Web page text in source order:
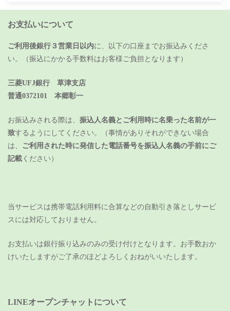
お支払いについて
ご利用後銀行３営業日以内に、以下の口座までお振込みくださ
い。（振込にかかる手数料はお客様ご負担となります）
三菱UFJ銀行 草津支店
普通0372101 本郷彰一
お振込みされる際は、 振込人名義とご利用時に名乗った名前が一
致するようにしてください。（事情がありそれができない場合
は、 ご利用された時に発信した電話番号を振込人名義の手前にご
記載 ください）
当サービスは携帯電話利用料に合算などの自動引き落としサービ
スには対応しておりません。
お支払いは銀行振り込みのみの受け付けとなります。 お手数おか
けいたしますがご了承のほどよろしくおねがいいたします。
LINEオープンチャットについて